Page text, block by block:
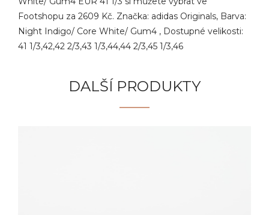
Footshopu za 2609 Kč. Značka: adidas Originals, Barva:
Night Indigo/ Core White/ Gum4 , Dostupné velikosti:
41 1/3,42,42 2/3,43 1/3,44,44 2/3,45 1/3,46
DALŠÍ PRODUKTY